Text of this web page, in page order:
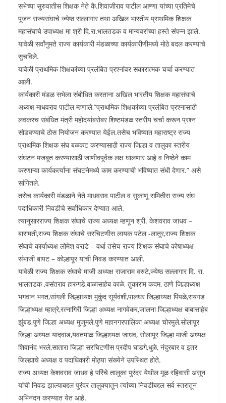
सभेच्या सुरुवातीस शिक्षक नेते कै.शिवाजीराव पाटील आण्णा यांच्या प्रतिमेचे
पूजन राज्यसंघाचे ज्येष्ठ सल्लागार तथा अखिल भारतीय प्राथमिक शिक्षक
महासंघाचे उपाध्यक्ष मा श्री दि.रा.भालतडक व मान्यवरांच्या हस्ते संपन्न झाले.
यावेळी सर्वांनुमते राज्य कार्यकारी मंडळाच्या कार्यकारीणीमध्ये मोठे बदल करण्याचे
सुचविले.
यावेळी प्राथमिक शिक्षकांच्या प्रलंबित प्रश्नांवर सकारात्मक चर्चा करण्यात
आली.
कार्यकारी मंडळ सभेला संबोधित करताना अखिल भारतीय शिक्षक महासंघाचे
अध्यक्ष माधवराव पाटील म्हणाले,”प्राथमिक शिक्षकांच्या प्रलंबित प्रश्नासाठी
लवकरच संबंधित मंत्री महोदयांबरोबर शिष्टमंडळ स्तरीय चर्चा करून प्रश्न
सोडवण्याचे ठोस नियोजन करण्यात येईल.तसेच भविष्यात महाराष्ट्र राज्य
प्राथमिक शिक्षक संघ बळकट करण्यासाठी राज्य जिल्हा व तालुका स्तरीय
संघटन मजबूत करण्यासाठी जाणीवपूर्वक लक्ष घालणार आहे व निष्ठेने काम
करणाऱ्या कार्यकर्त्यांना संघटनेमध्ये काम करण्याची भविष्यात संधी देणार.” असे
सांगितले.
तसेच कार्यकारी मंडळाने नेते माधवराव पाटील व सुकाणू समितीस राज्य संघ
पदाधिकारी निवडीचे सर्वाधिकार देण्यात आले.
त्यानुसारराज्य शिक्षक संघाचे राज्य अध्यक्ष म्हणून श्री. केशवराव जाधव –
बारामती,राज्य शिक्षक संघाचे सरचिटणीस लायक पटेल -लातूर,राज्य शिक्षक
संघाचे कार्याध्यक्ष लोमेश वराडे – वर्धा तसेच राज्य शिक्षक संघाचे कोषाध्यक्ष
संभाजी बापट – कोल्हापूर यांची निवड करण्यात आली.
यावेळी राज्य शिक्षक संघाचे माजी अध्यक्ष राजाराम वरुटे,ज्येष्ठ सल्लागार दि. रा.
भालतडक ,वसंतराव हारुगडे,बाळासाहेब काळे, तुकाराम कदम, ठाणे जिल्हाध्यक्ष
भगवान भगत,सांगली जिल्हाध्यक्ष मुकुंद सूर्यवंशी,पालघर जिल्हाध्यक्ष पिंपळे,रायगड
जिल्हाध्यक्ष म्हात्रे,रत्नागिरी जिल्हा अध्यक्ष नागवेकर,जालना जिल्हाध्यक्ष बाबासाहेब
झुंबड,पुणे जिल्हा अध्यक्ष मुजुमले,पुणे महानगरपालिका अध्यक्ष चोरमुले,सोलापूर
जिल्हा अध्यक्ष यादवाड,यवतमाळ जिल्हाध्यक्ष जाधव, सोलापूर जिल्हा माजी अध्यक्ष
शिवानंद भरले,सातारा जिल्हा सरचिटणीस प्रदीप घाडगे,धुळे, नंदुरबार व इतर
जिल्ह्याचे अध्यक्ष व पदाधिकारी मोठ्या संख्येने उपस्थित होते.
राज्य अध्यक्ष केशवराव जाधव हे परिंचे तालुका पुरंदर येथील मूळ रहिवासी असून
यांची निवड झाल्याबद्दल पुरंदर तालुक्यातून त्यांच्या निवडीबद्दल सर्व स्तरातून
अभिनंदन करण्यात येत आहे.